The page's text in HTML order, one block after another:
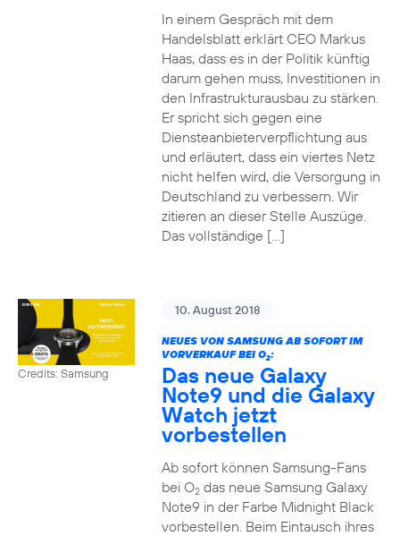
In einem Gespräch mit dem
Handelsblatt erklärt CEO Markus
Haas, dass es in der Politik künftig
darum gehen muss, Investitionen in
den Infrastrukturausbau zu stärken.
Er spricht sich gegen eine
Diensteanbieterverpflichtung aus
und erläutert, dass ein viertes Netz
nicht helfen wird, die Versorgung in
Deutschland zu verbessern. Wir
zitieren an dieser Stelle Auszüge.
Das vollständige […]
Credits: Samsung
10. August 2018
NEUES VON SAMSUNG AB SOFORT IM
VORVERKAUF BEI O2:
Das neue Galaxy
Note9 und die Galaxy
Watch jetzt
vorbestellen
Ab sofort können Samsung-Fans
bei O2das neue Samsung Galaxy
Note9 in der Farbe Midnight Black
vorbestellen. Beim Eintausch ihres